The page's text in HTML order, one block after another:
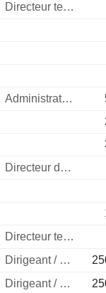
Directeur technique
Administrateur
Directeur des ressources humaines
Directeur technique
Dirigeant / cadre principal
Dirigeant / cadre principal